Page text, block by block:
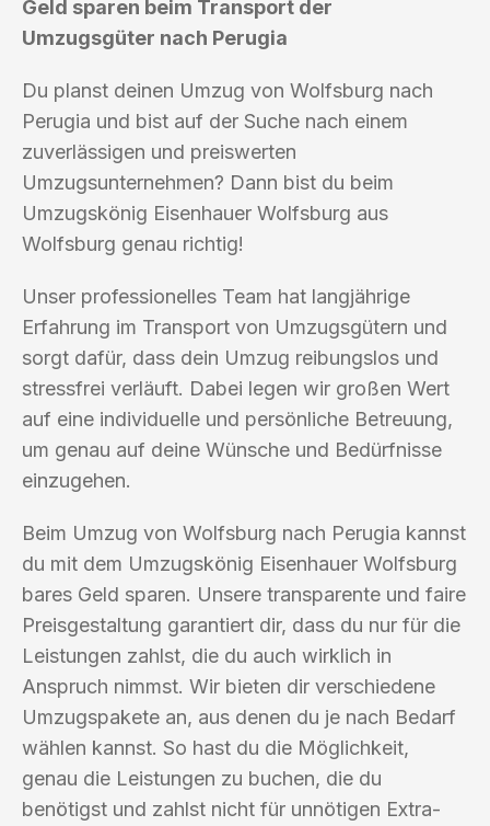
Geld sparen beim Transport der
Umzugsgüter nach Perugia
Du planst deinen Umzug von Wolfsburg nach
Perugia und bist auf der Suche nach einem
zuverlässigen und preiswerten
Umzugsunternehmen? Dann bist du beim
Umzugskönig Eisenhauer Wolfsburg aus
Wolfsburg genau richtig!
Unser professionelles Team hat langjährige
Erfahrung im Transport von Umzugsgütern und
sorgt dafür, dass dein Umzug reibungslos und
stressfrei verläuft. Dabei legen wir großen Wert
auf eine individuelle und persönliche Betreuung,
um genau auf deine Wünsche und Bedürfnisse
einzugehen.
Beim Umzug von Wolfsburg nach Perugia kannst
du mit dem Umzugskönig Eisenhauer Wolfsburg
bares Geld sparen. Unsere transparente und faire
Preisgestaltung garantiert dir, dass du nur für die
Leistungen zahlst, die du auch wirklich in
Anspruch nimmst. Wir bieten dir verschiedene
Umzugspakete an, aus denen du je nach Bedarf
wählen kannst. So hast du die Möglichkeit,
genau die Leistungen zu buchen, die du
benötigst und zahlst nicht für unnötigen Extra-